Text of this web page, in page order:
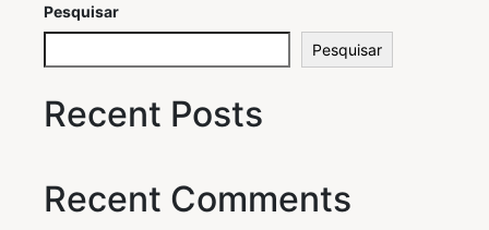
Pesquisar
Pesquisar
Recent Posts
Recent Comments